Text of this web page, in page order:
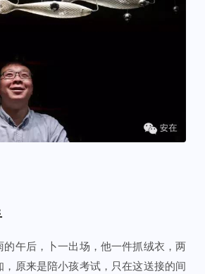
的午后，卜一出场，他一件抓绒衣，两
原来是陪小孩考试，只在这送接的间